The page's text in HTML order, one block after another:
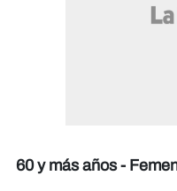
60 y más años -